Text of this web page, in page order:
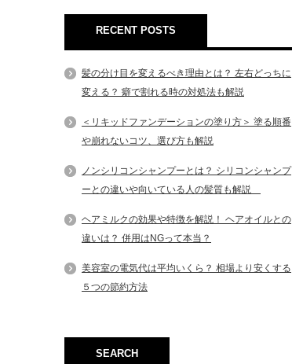
RECENT POSTS
髪の分け目を変えるべき理由とは？ 左右どっちに
変える？ 癖で割れる時の対処法も解説
＜リキッドファンデーションの塗り方＞ 塗る順番
や崩れないコツ、選び方も解説
ノンシリコンシャンプーとは？ シリコンシャンプ
ーとの違いや向いている人の髪質も解説
ヘアミルクの効果や特徴を解説！ ヘアオイルとの
違いは？ 併用はNGって本当？
美容室の電気代は平均いくら？ 相場より安くする
５つの節約方法
SEARCH